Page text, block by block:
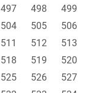
497 498
499
504 505
506
511 512
513
518 519
520
525 526
527